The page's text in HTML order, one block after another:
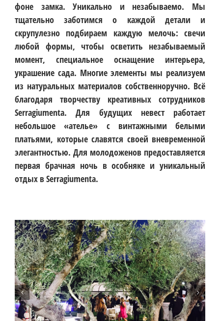
фоне замка. Уникально и незабываемо. Мы
тщательно заботимся о каждой детали и
скрупулезно подбираем каждую мелочь: свечи
любой формы, чтобы осветить незабываемый
момент, специальное оснащение интерьера,
украшение сада. Многие элементы мы реализуем
из натуральных материалов собственноручно. Всё
благодаря творчеству креативных сотрудников
Serragiumenta. Для будущих невест работает
небольшое «ателье» с винтажными белыми
платьями, которые славятся своей вневременной
элегантностью. Для молодоженов предоставляется
первая брачная ночь в особняке и уникальный
отдых в Serragiumenta.